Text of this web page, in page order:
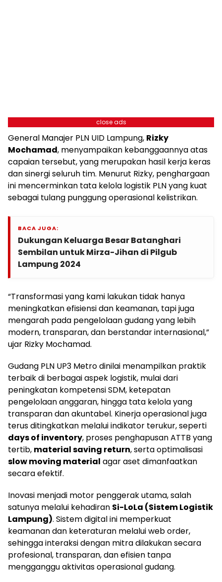
close ads
General Manajer PLN UID Lampung, Rizky
Mochamad, menyampaikan kebanggaannya atas
capaian tersebut, yang merupakan hasil kerja keras
dan sinergi seluruh tim. Menurut Rizky, penghargaan
ini mencerminkan tata kelola logistik PLN yang kuat
sebagai tulang punggung operasional kelistrikan.
BACA JUGA:
Dukungan Keluarga Besar Batanghari
Sembilan untuk Mirza-Jihan di Pilgub
Lampung 2024
“Transformasi yang kami lakukan tidak hanya
meningkatkan efisiensi dan keamanan, tapi juga
mengarah pada pengelolaan gudang yang lebih
modern, transparan, dan berstandar internasional,”
ujar Rizky Mochamad.
Gudang PLN UP3 Metro dinilai menampilkan praktik
terbaik di berbagai aspek logistik, mulai dari
peningkatan kompetensi SDM, ketepatan
pengelolaan anggaran, hingga tata kelola yang
transparan dan akuntabel. Kinerja operasional juga
terus ditingkatkan melalui indikator terukur, seperti
days of inventory, proses penghapusan ATTB yang
tertib, material saving return, serta optimalisasi
slow moving material agar aset dimanfaatkan
secara efektif.
Inovasi menjadi motor penggerak utama, salah
satunya melalui kehadiran Si-LoLa (Sistem Logistik
Lampung). Sistem digital ini memperkuat
keamanan dan keteraturan melalui web order,
sehingga interaksi dengan mitra dilakukan secara
profesional, transparan, dan efisien tanpa
mengganggu aktivitas operasional gudang.